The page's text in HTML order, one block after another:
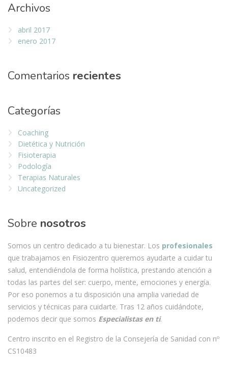
Archivos
abril 2017
enero 2017
Comentarios recientes
Categorías
Coaching
Dietética y Nutrición
Fisioterapia
Podología
Terapias Naturales
Uncategorized
Sobre nosotros
Somos un centro dedicado a tu bienestar. Los profesionales
que trabajamos en Fisiozentro queremos ayudarte a cuidar tu
salud, entendiéndola de forma holística, prestando atención a
todas las partes del ser: cuerpo, mente, emociones y energía.
Por eso ponemos a tu disposición una amplia variedad de
servicios y técnicas para cuidarte. Tras 12 años cuidándote,
podemos decir que somos Especialistas en ti.
Centro inscrito en el Registro de la Consejería de Sanidad con nº
CS10483